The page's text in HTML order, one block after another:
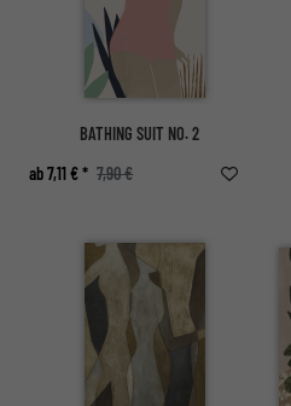
BATHING SUIT NO. 2
ab 7,11 € * 7,90 €